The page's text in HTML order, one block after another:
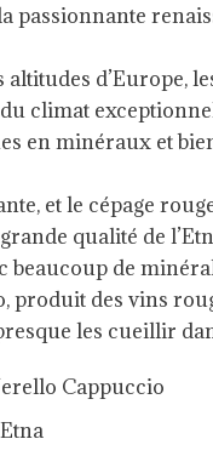
passionnante
d’Europe,
climat
en minéraux et
et le cépage
qualité de
beaucoup de
produit des vins
les cueillir
Cappuccio